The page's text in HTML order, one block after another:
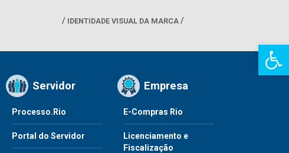
Barra de
IDENTIDADE VISUAL DA MARCA
Servidor
Processo.Rio
Portal do Servidor
Empresa
E-Compras Rio
Licenciamento e
Fiscalização